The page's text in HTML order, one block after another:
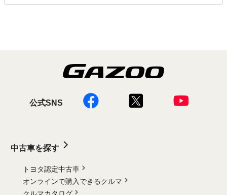
公式SNS
中古車を探す
トヨタ認定中古車
オンラインで購入できるクルマ